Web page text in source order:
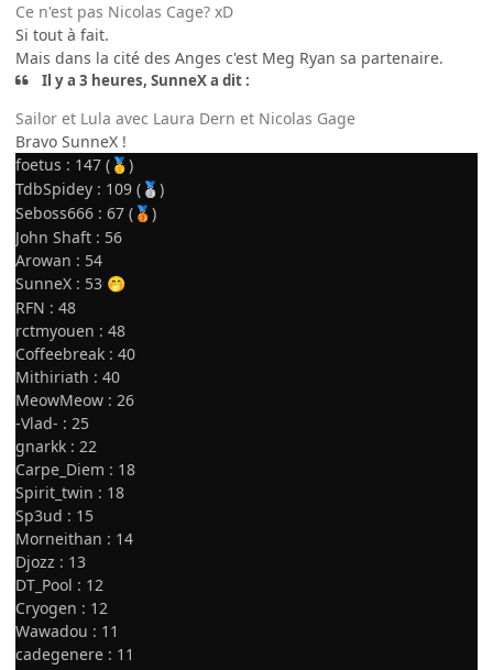
Ce n'est pas Nicolas Cage? xD
Si tout à fait.
Mais dans la cité des Anges c'est Meg Ryan sa partenaire.
Il y a 3 heures, SunneX a dit :
Sailor et Lula avec Laura Dern et Nicolas Gage
Bravo SunneX !
foetus : 147 ( 🥇)
TdbSpidey : 109 ( 🥈)
Seboss666 : 67 ( 🥉)
John Shaft : 56
Arowan : 54
SunneX : 53 🤭
RFN : 48
rctmyouen : 48
Coffeebreak : 40
Mithiriath : 40
MeowMeow : 26
-Vlad- : 25
gnarkk : 22
Carpe_Diem : 18
Spirit_twin : 18
Sp3ud : 15
Morneithan : 14
Djozz : 13
DT_Pool : 12
Cryogen : 12
Wawadou : 11
cadegenere : 11